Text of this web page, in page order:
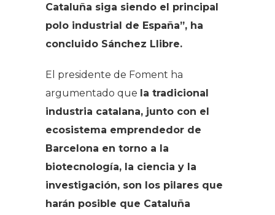
Cataluña siga siendo el principal
polo industrial de España”, ha
concluido Sánchez Llibre.
El presidente de Foment ha
argumentado que la tradicional
industria catalana, junto con el
ecosistema emprendedor de
Barcelona en torno a la
biotecnología, la ciencia y la
investigación, son los pilares que
harán posible que Cataluña